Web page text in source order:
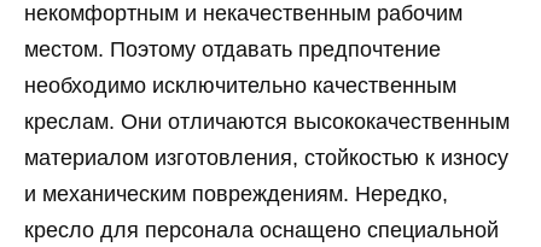
некомфортным и некачественным рабочим
местом. Поэтому отдавать предпочтение
необходимо исключительно качественным
креслам. Они отличаются высококачественным
материалом изготовления, стойкостью к износу
и механическим повреждениям. Нередко,
кресло для персонала оснащено специальной